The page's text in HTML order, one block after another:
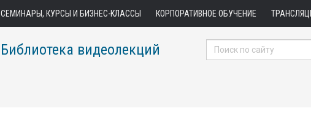
СЕМИНАРЫ, КУРСЫ И БИЗНЕС-КЛАССЫ КОРПОРАТИВНОЕ ОБУЧЕНИЕ
Библиотека видеолекций